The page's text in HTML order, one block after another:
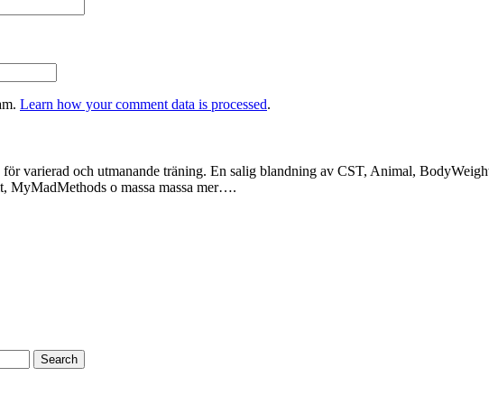
Learn how your comment data is processed.
varierad och utmanande träning. En salig blandning av CST, Animal,
MyMadMethods o massa massa mer….